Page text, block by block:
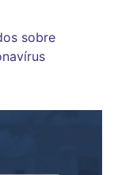
sobre